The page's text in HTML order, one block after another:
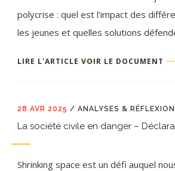
polycrise : quel est l’impact des
les jeunes et quelles solutions
LIRE L'ARTICLE VOIR LE DOCUMENT
28 AVR 2025 / ANALYSES &
La société civile en danger –
Shrinking space est un défi auquel